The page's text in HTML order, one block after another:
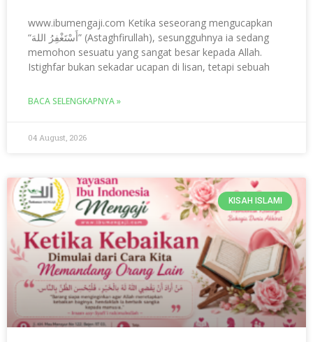
www.ibumengaji.com Ketika seseorang mengucapkan
“أَسْتَغْفِرُ اللهَ” (Astaghfirullah), sesungguhnya ia sedang
memohon sesuatu yang sangat besar kepada Allah.
Istighfar bukan sekadar ucapan di lisan, tetapi sebuah
BACA SELENGKAPNYA »
04 August, 2026
KISAH ISLAMI